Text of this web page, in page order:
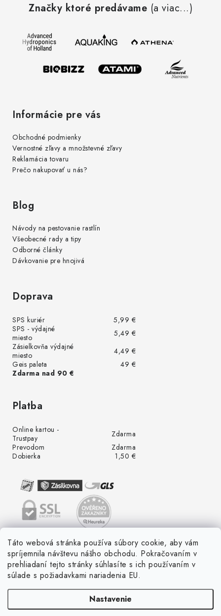
Táto webová stránka používa súbory cookie, aby vám
spríjemnila návštevu nášho obchodu. Pokračovaním v
prehliadaní tejto stránky súhlasíte s ich používaním v
súlade s požiadavkami nariadenia EU.
Nastavenie
Značky ktoré predávame (a viac...)
Informácie pre vás
Obchodné podmienky
Vernostné zľavy a množstevné zľavy
Reklamácia tovaru
Prečo nakupovať u nás?
Blog
Návody na pestovanie rastlín
Všeobecné rady a tipy
Odborné články
Dávkovanie pre hnojivá
Doprava
SPS kuriér
5,99 €
SPS - výdajné
miesto
5,49 €
Zásielkovňa výdajné
miesto
4,49 €
Geis paleta
49 €
Zdarma nad 90 €
Platba
Online kartou -
Trustpay
Zdarma
Prevodom
Zdarma
Dobierka
1,50 €